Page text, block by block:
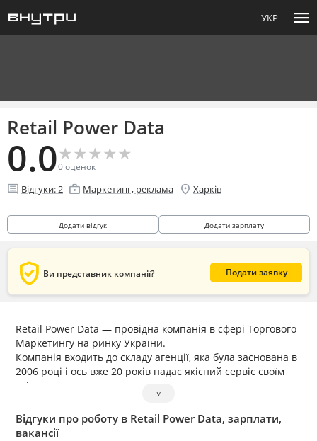
УКР menu
Retail Power Data
0.0★
★★
★★
★★
★★
★
0оценок
comment Відгуки:2 enterprise Маркетинг, реклама location_on Харків
Додати відгук Додати зарплату
verified_user Ви представник компанії? Подати заявку
Retail Power Data — провідна компанія в сфері Торгового
Маркетингу на ринку України.
Компанія входить до складу агенції, яка була заснована в
2006 році і ось вже 20 років надає якісний сервіс своїм
клієнтам.
Ми працювали та працюємо з кращими міжнародними
та національними компаніями, такими як — L’oreal,
Beiersdorf, Bacardi Martini, Phillip Morris Ukraine, Red Bull,
˅
Відгуки про роботу в Retail Power Data, зарплати,
вакансії